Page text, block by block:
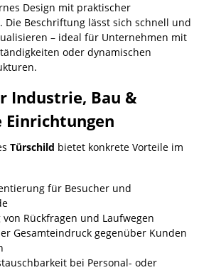
Design mit praktischer
Die Beschriftung lässt sich schnell und
– ideal für Unternehmen mit
oder dynamischen
Industrie, Bau &
Türschild bietet konkrete Vorteile im
für Besucher und
Rückfragen und Laufwegen
Gesamteindruck gegenüber Kunden
bei Personal- oder